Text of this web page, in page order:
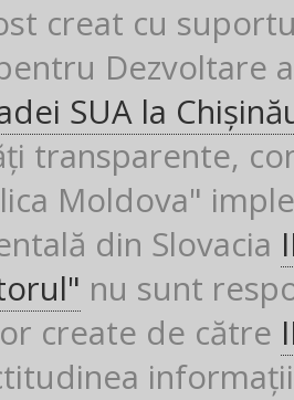
creat cu
Dezvoltare
SUA la
transparente,
Moldova"
din Slovacia
nu sunt
create de către